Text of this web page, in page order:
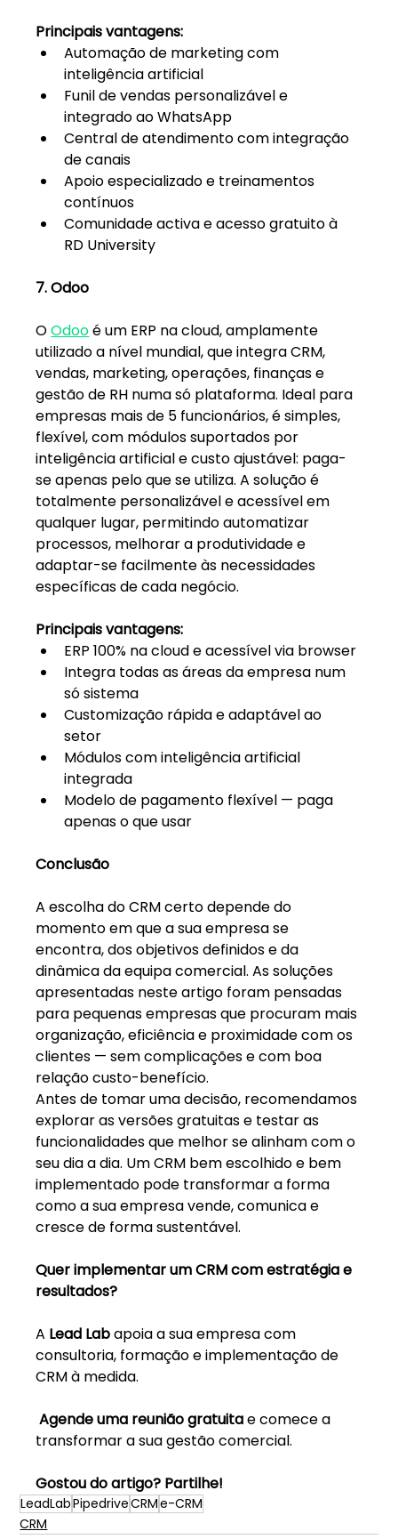
Principais vantagens:
Automação de marketing com
inteligência artificial
Funil de vendas personalizável e
integrado ao WhatsApp
Central de atendimento com integração
de canais
Apoio especializado e treinamentos
contínuos
Comunidade activa e acesso gratuito à
RD University
7. Odoo
O Odoo é um ERP na cloud, amplamente
utilizado a nível mundial, que integra CRM,
vendas, marketing, operações, finanças e
gestão de RH numa só plataforma. Ideal para
empresas mais de 5 funcionários, é simples,
flexível, com módulos suportados por
inteligência artificial e custo ajustável: paga-
se apenas pelo que se utiliza. A solução é
totalmente personalizável e acessível em
qualquer lugar, permitindo automatizar
processos, melhorar a produtividade e
adaptar-se facilmente às necessidades
específicas de cada negócio.
Principais vantagens:
ERP 100% na cloud e acessível via browser
Integra todas as áreas da empresa num
só sistema
Customização rápida e adaptável ao
setor
Módulos com inteligência artificial
integrada
Modelo de pagamento flexível — paga
apenas o que usar
Conclusão
A escolha do CRM certo depende do
momento em que a sua empresa se
encontra, dos objetivos definidos e da
dinâmica da equipa comercial. As soluções
apresentadas neste artigo foram pensadas
para pequenas empresas que procuram mais
organização, eficiência e proximidade com os
clientes — sem complicações e com boa
relação custo-benefício.
Antes de tomar uma decisão, recomendamos
explorar as versões gratuitas e testar as
funcionalidades que melhor se alinham com o
seu dia a dia. Um CRM bem escolhido e bem
implementado pode transformar a forma
como a sua empresa vende, comunica e
cresce de forma sustentável.
Quer implementar um CRM com estratégia e
resultados?
A Lead Lab apoia a sua empresa com
consultoria, formação e implementação de
CRM à medida.
Agende uma reunião gratuita e comece a
transformar a sua gestão comercial.
Gostou do artigo? Partilhe!
LeadLabPipedriveCRMe-CRM
CRM